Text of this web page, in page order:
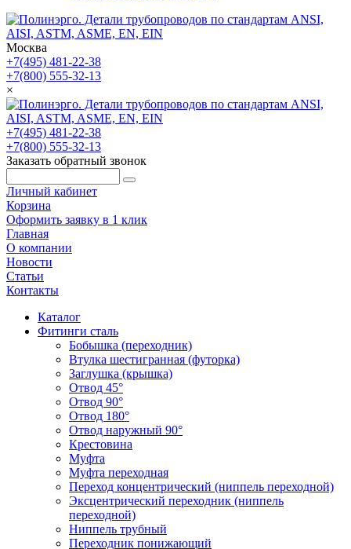
Москва
+7(495) 481-22-38
+7(800) 555-32-13
×
+7(495) 481-22-38
+7(800) 555-32-13
Заказать обратный звонок
Личный кабинет
Корзина
Оформить заявку в 1 клик
Главная
О компании
Новости
Статьи
Контакты
Каталог
Фитинги сталь
Бобышка (переходник)
Втулка шестигранная (футорка)
Заглушка (крышка)
Отвод 45°
Отвод 90°
Отвод 180°
Отвод наружный 90°
Крестовина
Муфта
Муфта переходная
Переход концентрический (ниппель переходной)
Эксцентрический переходник (ниппель
переходной)
Ниппель трубный
Переходник понижающий